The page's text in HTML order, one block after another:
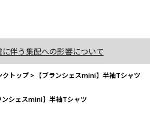
伴う集配への影響について
クトップ> 【ブランシェスmini】半袖Tシャツ
ンシェスmini】半袖Tシャツ